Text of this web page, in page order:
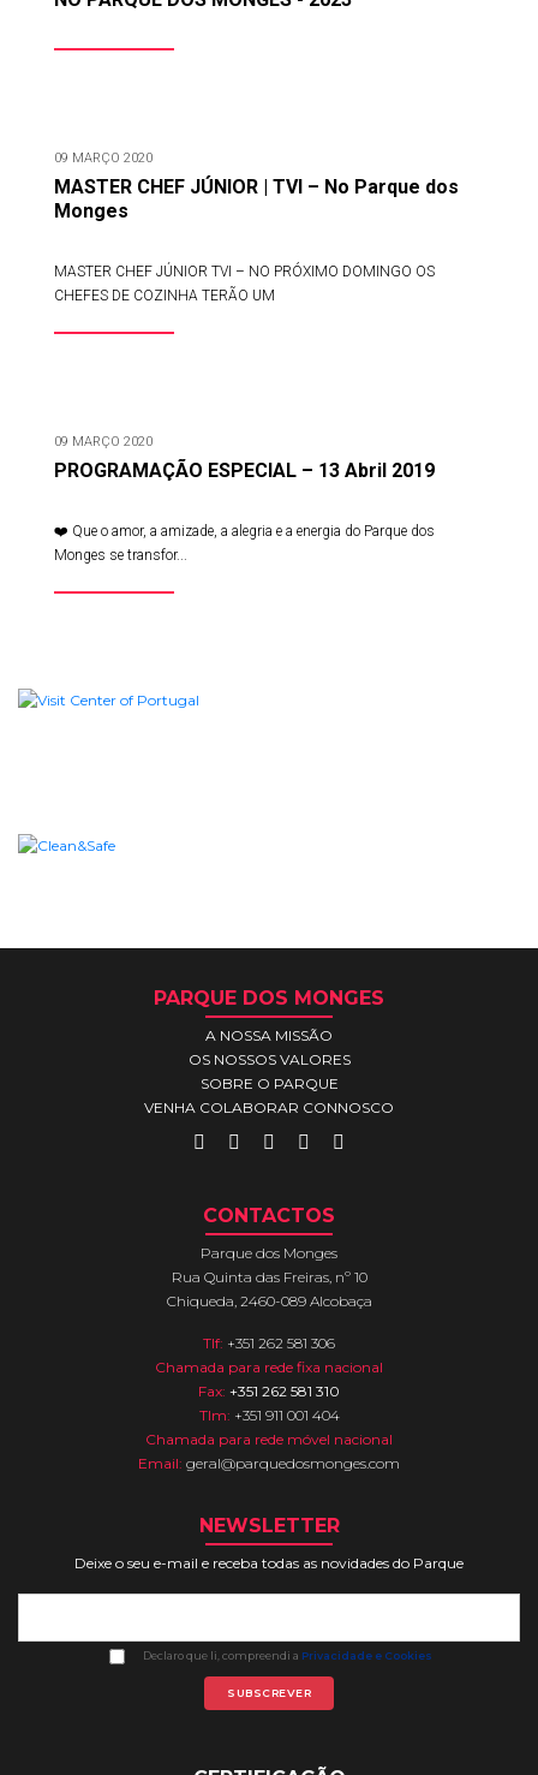
09 MARÇO 2020
MASTER CHEF JÚNIOR | TVI – No Parque dos
Monges
MASTER CHEF JÚNIOR TVI – NO PRÓXIMO DOMINGO OS
CHEFES DE COZINHA TERÃO UM
09 MARÇO 2020
PROGRAMAÇÃO ESPECIAL – 13 Abril 2019
❤️ Que o amor, a amizade, a alegria e a energia do Parque dos
Monges se transfor...
PARQUE DOS MONGES
A NOSSA MISSÃO
OS NOSSOS VALORES
SOBRE O PARQUE
VENHA COLABORAR CONNOSCO
CONTACTOS
Parque dos Monges
Rua Quinta das Freiras, nº 10
Chiqueda, 2460-089 Alcobaça
Tlf: +351 262 581 306
Chamada para rede fixa nacional
Fax: +351 262 581 310
Tlm: +351 911 001 404
Chamada para rede móvel nacional
Email: geral@parquedosmonges.com
NEWSLETTER
Deixe o seu e-mail e receba todas as novidades do Parque
Declaro que li, compreendi a Privacidade e Cookies